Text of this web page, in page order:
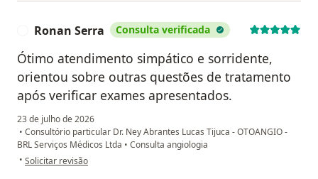
Ronan Serra Consulta verificada
Ótimo atendimento simpático e sorridente,
orientou sobre outras questões de tratamento
após verificar exames apresentados.
23 de julho de 2026
• Consultório particular Dr. Ney Abrantes Lucas Tijuca - OTOANGIO -
BRL Serviços Médicos Ltda • Consulta angiologia
• na opinião do utilizador Ronan Serra
Solicitar revisão